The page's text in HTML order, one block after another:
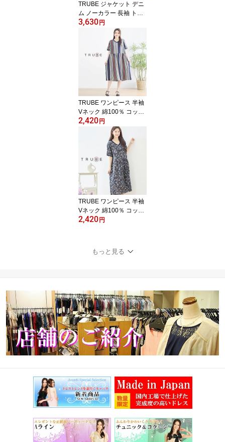
TRUBE ジャケット デニ
ム ノーカラー 長袖 トッ
プス 前開き 羽織り レデ
ィース チュニック 婦人
服 秋 冬 M L 20代 30代 4
0代 50代 60代 普段着 通
勤 旅行 大人可愛い きれ
いめ カジュアル 即日発
送 送料無料 チュニック4
12 N23-091
3,630 円
TRUBE ワンピース 半袖
Vネック 綿100％ コット
ン ストライプ柄 レディ
ース チュニック 膝丈 ポ
ケット付き 夏 秋 M L 紺
ネイビー 30代 40代 50代
60代 即日発送 送料無料
体型カバー ドレス 通勤
普段着 旅行 クルーズ ワ
ンピース529 N82-541
2,420 円
TRUBE ワンピース 半袖
Vネック 綿100％ コット
ン レディース チュニッ
40代 50代 60代 即日発送
送料無料 体型カバー ド
2,420 円
もっと見る